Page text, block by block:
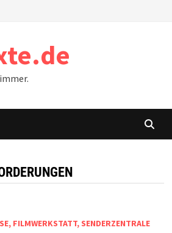
FILMWERKSTATT, SENDERZENTRALE